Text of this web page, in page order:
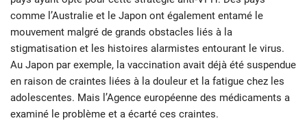
comme l’Australie et le Japon ont également entamé le
mouvement malgré de grands obstacles liés à la
stigmatisation et les histoires alarmistes entourant le virus.
Au Japon par exemple, la vaccination avait déjà été suspendue
en raison de craintes liées à la douleur et la fatigue chez les
adolescentes. Mais l’Agence européenne des médicaments a
examiné le problème et a écarté ces craintes.